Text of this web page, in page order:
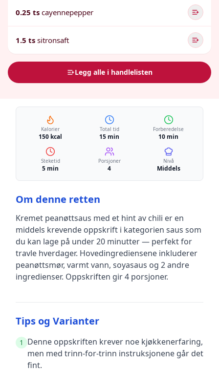
0.25 ts cayennepepper
1.5 ts sitronsaft
Legg alle i handlelisten
Kalorier
150 kcal
Total tid
15 min
Forberedelse
10 min
Steketid
5 min
Porsjoner
4
Nivå
Middels
Om denne retten
Kremet peanøttsaus med et hint av chili er en
middels krevende oppskrift i kategorien saus som
du kan lage på under 20 minutter — perfekt for
travle hverdager. Hovedingrediensene inkluderer
peanøttsmør, varmt vann, soyasaus og 2 andre
ingredienser. Oppskriften gir4 porsjoner.
Tips og Varianter
1
Denne oppskriften krever noe kjøkkenerfaring,
men med trinn-for-trinn instruksjonene går det
fint.